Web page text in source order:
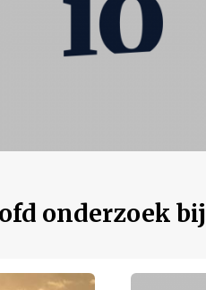
onderzoek